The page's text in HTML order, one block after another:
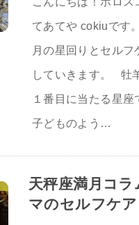
てあてや cokiuです
月の星回りとセルフ
していきます。 牡
１番目に当たる星
子どものよう…
天秤座満月コ
マのセルフケア